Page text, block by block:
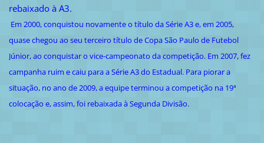
rebaixado à A3.
Em 2000, conquistou novamente o título da Série A3 e, em 2005,
quase chegou ao seu terceiro título de Copa São Paulo de Futebol
Júnior, ao conquistar o vice-campeonato da competição. Em 2007, fez
campanha ruim e caiu para a Série A3 do Estadual. Para piorar a
situação, no ano de 2009, a equipe terminou a competição na 19ª
colocação e, assim, foi rebaixada à Segunda Divisão.